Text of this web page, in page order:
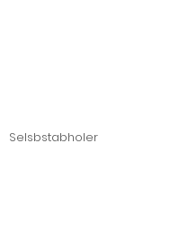
Selsbstabholer